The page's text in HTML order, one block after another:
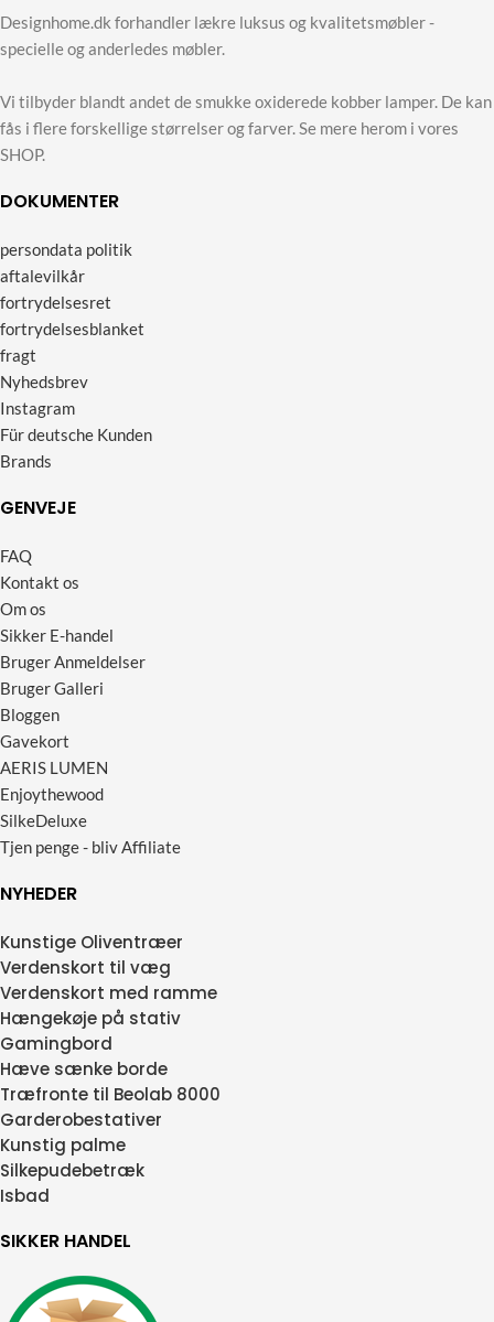
Designhome.dk forhandler lækre luksus og kvalitetsmøbler -
specielle og anderledes møbler.
Vi tilbyder blandt andet de smukke oxiderede kobber lamper. De kan
fås i flere forskellige størrelser og farver. Se mere herom i vores
SHOP.
DOKUMENTER
persondata politik
aftalevilkår
fortrydelsesret
fortrydelsesblanket
fragt
Nyhedsbrev
Instagram
Für deutsche Kunden
Brands
GENVEJE
FAQ
Kontakt os
Om os
Sikker E-handel
Bruger Anmeldelser
Bruger Galleri
Bloggen
Gavekort
AERIS LUMEN
Enjoythewood
SilkeDeluxe
Tjen penge - bliv Affiliate
NYHEDER
Kunstige Oliventræer
Verdenskort til væg
Verdenskort med ramme
Hængekøje på stativ
Gamingbord
Hæve sænke borde
Træfronte til Beolab 8000
Garderobestativer
Kunstig palme
Silkepudebetræk
Isbad
SIKKER HANDEL